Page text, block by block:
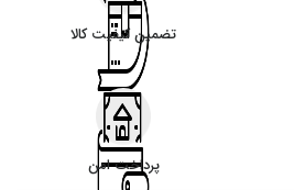
تضمین کیفیت کالا
پرداخت امن